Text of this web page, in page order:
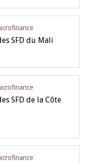
SFD du Mali
SFD de la Côte